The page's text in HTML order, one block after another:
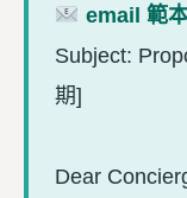
email 範
Subject:
期]
Dear